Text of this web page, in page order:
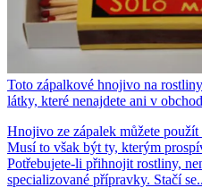
Toto zápalkové hnojivo na
látky, které nenajdete ani v
Hnojivo ze zápalek můžete
Musí to však být ty, kterým
Potřebujete-li přihnojit rostliny,
specializované přípravky. Stačí